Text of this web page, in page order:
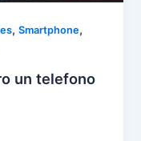
,Smartphone,
un telefono